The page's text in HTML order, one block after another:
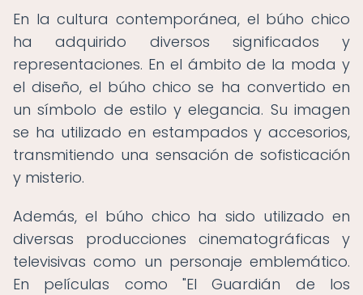
En la cultura contemporánea, el búho chico
ha adquirido diversos significados y
representaciones. En el ámbito de la moda y
el diseño, el búho chico se ha convertido en
un símbolo de estilo y elegancia. Su imagen
se ha utilizado en estampados y accesorios,
transmitiendo una sensación de sofisticación
y misterio.
Además, el búho chico ha sido utilizado en
diversas producciones cinematográficas y
televisivas como un personaje emblemático.
En películas como "El Guardián de los